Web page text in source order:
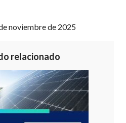
noviembre de 2025
relacionado